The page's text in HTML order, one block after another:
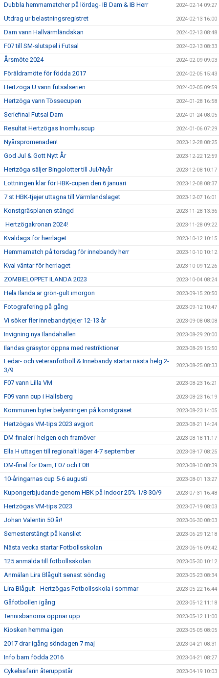
Dubbla hemmamatcher på lördag- IB Dam & IB Herr 2024-02-14 09:27
Utdrag ur belastningsregistret 2024-02-13 16:00
Dam vann Hallvärmländskan 2024-02-13 08:48
F07 till SM-slutspel i Futsal 2024-02-13 08:33
Årsmöte 2024 2024-02-09 09:03
Föräldramöte för födda 2017 2024-02-05 15:43
Hertzöga U vann futsalserien 2024-02-05 09:59
Hertzöga vann Tössecupen 2024-01-28 16:58
Seriefinal Futsal Dam 2024-01-24 08:05
Resultat Hertzögas Inomhuscup 2024-01-06 07:29
Nyårspromenaden! 2023-12-28 08:25
God Jul & Gott Nytt År 2023-12-22 12:59
Hertzöga säljer Bingolotter till Jul/Nyår 2023-12-08 10:17
Lottningen klar för HBK-cupen den 6 januari 2023-12-08 08:37
7 st HBK-tjejer uttagna till Värmlandslaget 2023-12-07 16:01
Konstgräsplanen stängd 2023-11-28 13:36
Hertzögakronan 2024! 2023-11-28 09:22
Kvaldags för herrlaget 2023-10-12 10:15
Hemmamatch på torsdag för innebandy herr 2023-10-10 10:12
Kval väntar för herrlaget 2023-10-09 12:26
ZOMBIELOPPET ILANDA 2023 2023-10-04 08:24
Hela Ilanda är grön-gult imorgon 2023-09-15 20:50
Fotografering på gång 2023-09-12 10:47
Vi söker fler innebandytjejer 12-13 år 2023-09-08 08:08
Invigning nya Ilandahallen 2023-08-29 20:00
Ilandas gräsytor öppna med restriktioner 2023-08-29 15:50
Ledar- och veteranfotboll & Innebandy startar nästa helg 2-
3/9
2023-08-25 08:33
F07 vann Lilla VM 2023-08-23 16:21
F09 vann cup i Hallsberg 2023-08-23 16:19
Kommunen byter belysningen på konstgräset 2023-08-23 14:05
Hertzögas VM-tips 2023 avgjort 2023-08-21 14:24
DM-finaler i helgen och framöver 2023-08-18 11:17
Ella H uttagen till regionalt läger 4-7 september 2023-08-17 08:25
DM-final för Dam, F07 och F08 2023-08-10 08:39
10-åringarnas cup 5-6 augusti 2023-08-01 13:27
Kupongerbjudande genom HBK på Indoor 25% 1/8-30/9 2023-07-31 16:48
Hertzögas VM-tips 2023 2023-07-19 08:03
Johan Valentin 50 år! 2023-06-30 08:03
Semesterstängt på kansliet 2023-06-29 12:18
Nästa vecka startar Fotbollsskolan 2023-06-16 09:42
125 anmälda till fotbollsskolan 2023-05-30 10:12
Anmälan Lira Blågult senast söndag 2023-05-23 08:34
Lira Blågult - Hertzögas Fotbollsskola i sommar 2023-05-22 16:44
Gåfotbollen igång 2023-05-12 11:18
Tennisbanorna öppnar upp 2023-05-12 11:00
Kiosken hemma igen 2023-05-05 08:05
2017 drar igång söndagen 7 maj 2023-04-21 08:31
Info barn födda 2016 2023-04-21 08:27
Cykelsafarin återuppstår 2023-04-19 10:03